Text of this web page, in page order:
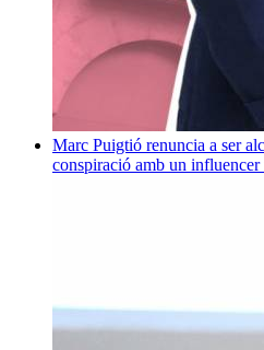
Marc Puigtió renuncia a ser
conspiració amb un influencer